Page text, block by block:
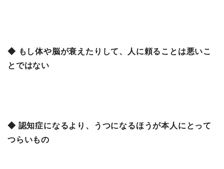
◆ もし体や脳が衰えたりして、人に頼ることは悪いこ
とではない
◆ 認知症になるより、うつになるほうが本人にとって
つらいもの